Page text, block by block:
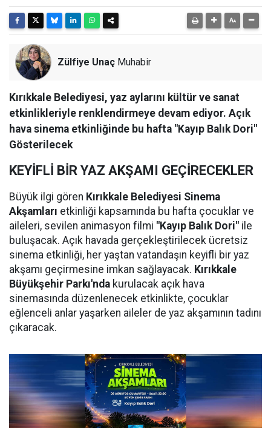
Zülfiye Unaç Muhabir
Kırıkkale Belediyesi, yaz aylarını kültür ve sanat
etkinlikleriyle renklendirmeye devam ediyor. Açık
hava sinema etkinliğinde bu hafta "Kayıp Balık Dori"
Gösterilecek
KEYİFLİ BİR YAZ AKŞAMI GEÇİRECEKLER
Büyük ilgi gören Kırıkkale Belediyesi Sinema
Akşamları etkinliği kapsamında bu hafta çocuklar ve
aileleri, sevilen animasyon filmi "Kayıp Balık Dori" ile
buluşacak. Açık havada gerçekleştirilecek ücretsiz
sinema etkinliği, her yaştan vatandaşın keyifli bir yaz
akşamı geçirmesine imkan sağlayacak. Kırıkkale
Büyükşehir Parkı'nda kurulacak açık hava
sinemasında düzenlenecek etkinlikte, çocuklar
eğlenceli anlar yaşarken aileler de yaz akşamının tadını
çıkaracak.